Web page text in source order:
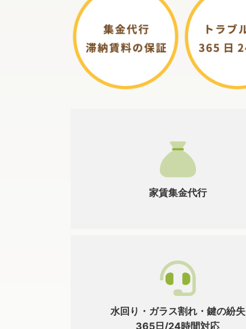
家賃集金代行
水回り・ガラス割れ・鍵の紛失
365日/24時間対応